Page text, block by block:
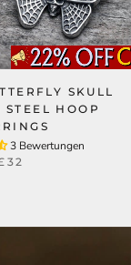
SKULL
STEEL HOOP
3 Bewertungen